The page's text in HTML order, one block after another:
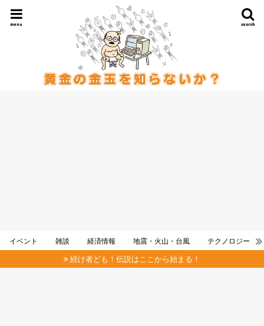
search
menu
イベント 雑談 経済情報 地震・火山・台風 テクノロジー
続け者ども！伝説はここから始まる！